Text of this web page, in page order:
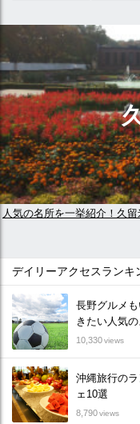
人気の名所を一挙紹介！久
デイリーアクセスランキ
長野グルメ
きたい人気
10,330views
沖縄旅行の
ェ10選
8,790views